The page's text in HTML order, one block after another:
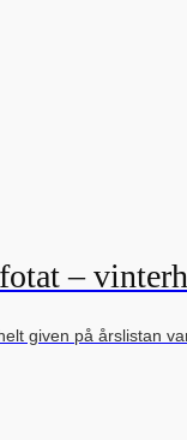
–
given på årslistan